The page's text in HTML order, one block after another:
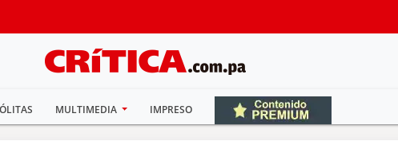
MULTIMEDIA IMPRESO